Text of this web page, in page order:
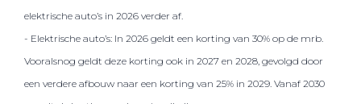
elektrische auto’s in 2026 verder af.
- Elektrische auto’s: In 2026 geldt een korting van 30% op de mrb.
Vooralsnog geldt deze korting ook in 2027 en 2028, gevolgd door
een verdere afbouw naar een korting van 25% in 2029. Vanaf 2030